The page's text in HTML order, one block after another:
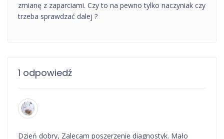
zmianę z zaparciami. Czy to na pewno tylko naczyniak czy
trzeba sprawdzać dalej ?
1 odpowiedź
Dzień dobry, Zalecam poszerzenie diagnostyk. Mało